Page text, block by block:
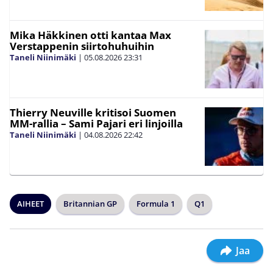
Mika Häkkinen otti kantaa Max
Verstappenin siirtohuhuihin
Taneli Niinimäki | 05.08.202623:31
Thierry Neuville kritisoi Suomen
MM-rallia – Sami Pajari eri linjoilla
Taneli Niinimäki | 04.08.202622:42
AIHEET Britannian GP Formula 1 Q1
Jaa